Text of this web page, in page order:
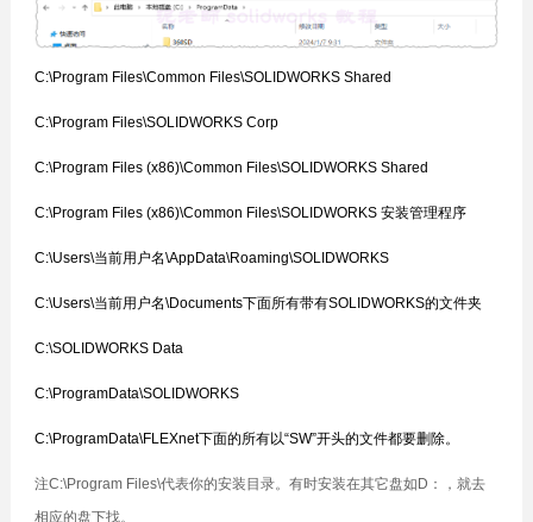
C:\Program Files\Common Files\SOLIDWORKS Shared
C:\Program Files\SOLIDWORKS Corp
C:\Program Files (x86)\Common Files\SOLIDWORKS Shared
C:\Program Files (x86)\Common Files\SOLIDWORKS 安装管理程序
C:\Users\当前用户名\AppData\Roaming\SOLIDWORKS
C:\Users\当前用户名\Documents下面所有带有SOLIDWORKS的文件夹
C:\SOLIDWORKS Data
C:\ProgramData\SOLIDWORKS
C:\ProgramData\FLEXnet下面的所有以“SW”开头的文件都要删除。
注C:\Program Files\代表你的安装目录。有时安装在其它盘如D：，就去
相应的盘下找。